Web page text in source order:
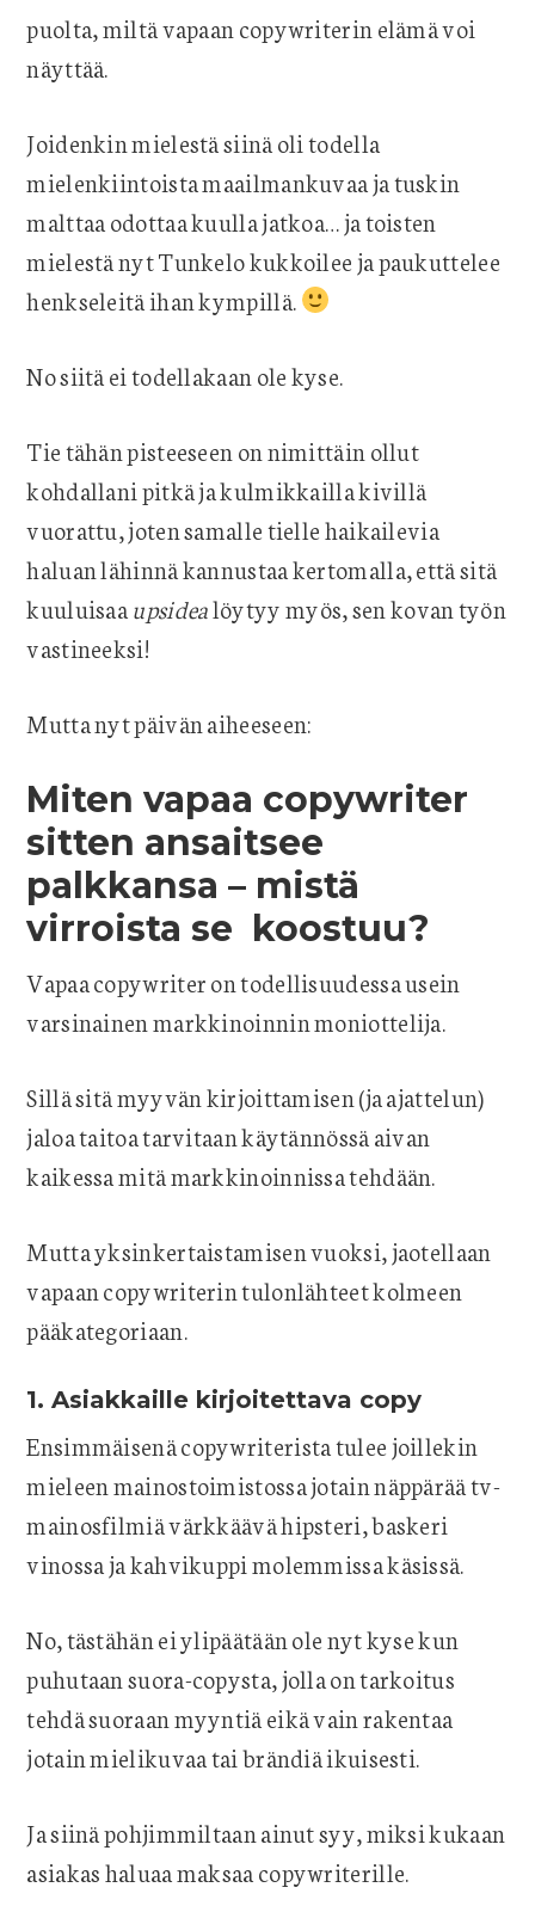
puolta, miltä vapaan copywriterin elämä voi
näyttää.
Joidenkin mielestä siinä oli todella
mielenkiintoista maailmankuvaa ja tuskin
malttaa odottaa kuulla jatkoa… ja toisten
mielestä nyt Tunkelo kukkoilee ja paukuttelee
henkseleitä ihan kympillä.
No siitä ei todellakaan ole kyse.
Tie tähän pisteeseen on nimittäin ollut
kohdallani pitkä ja kulmikkailla kivillä
vuorattu, joten samalle tielle haikailevia
haluan lähinnä kannustaa kertomalla, että sitä
kuuluisaa upsidealöytyy myös, sen kovan työn
vastineeksi!
Mutta nyt päivän aiheeseen:
Miten vapaa copywriter
sitten ansaitsee
palkkansa – mistä
virroista se koostuu?
Vapaa copywriter on todellisuudessa usein
varsinainen markkinoinnin moniottelija.
Sillä sitä myyvän kirjoittamisen (ja ajattelun)
jaloa taitoa tarvitaan käytännössä aivan
kaikessa mitä markkinoinnissa tehdään.
Mutta yksinkertaistamisen vuoksi, jaotellaan
vapaan copywriterin tulonlähteet kolmeen
pääkategoriaan.
1. Asiakkaille kirjoitettava copy
Ensimmäisenä copywriterista tulee joillekin
mieleen mainostoimistossa jotain näppärää tv-
mainosfilmiä värkkäävä hipsteri, baskeri
vinossa ja kahvikuppi molemmissa käsissä.
No, tästähän ei ylipäätään ole nyt kyse kun
puhutaan suora-copysta, jolla on tarkoitus
tehdä suoraan myyntiä eikä vain rakentaa
jotain mielikuvaa tai brändiä ikuisesti.
Ja siinä pohjimmiltaan ainut syy, miksi kukaan
asiakas haluaa maksaa copywriterille.